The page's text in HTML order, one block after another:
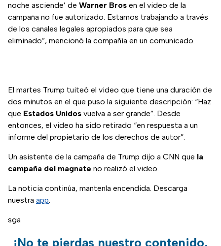
noche asciende’ de Warner Bros en el video de la
campaña no fue autorizado. Estamos trabajando a través
de los canales legales apropiados para que sea
eliminado”, mencionó la compañía en un comunicado.
El martes Trump tuiteó el video que tiene una duración de
dos minutos en el que puso la siguiente descripción: “Haz
que Estados Unidos vuelva a ser grande”. Desde
entonces, el video ha sido retirado “en respuesta a un
informe del propietario de los derechos de autor”.
Un asistente de la campaña de Trump dijo a CNN que la
campaña del magnate no realizó el video.
La noticia continúa, mantenla encendida. Descarga
nuestra app.
sga
¡No te pierdas nuestro contenido,